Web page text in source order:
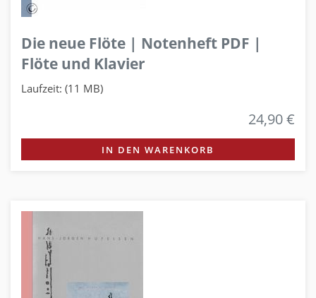
Die neue Flöte | Notenheft PDF |
Flöte und Klavier
Laufzeit: (11 MB)
24,90 €
IN DEN WARENKORB